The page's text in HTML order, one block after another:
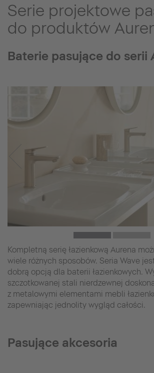
Serie projektowe
do produktów
Baterie pasujące do serii
Kompletną serię łazienkową Aurena
wiele różnych sposobów. Seria Wave
dobrą opcją dla baterii łazienkowych.
szczotkowanej stali nierdzewnej
z metalowymi elementami mebli
zapewniając jednolity wygląd całości.
Pasujące akcesoria